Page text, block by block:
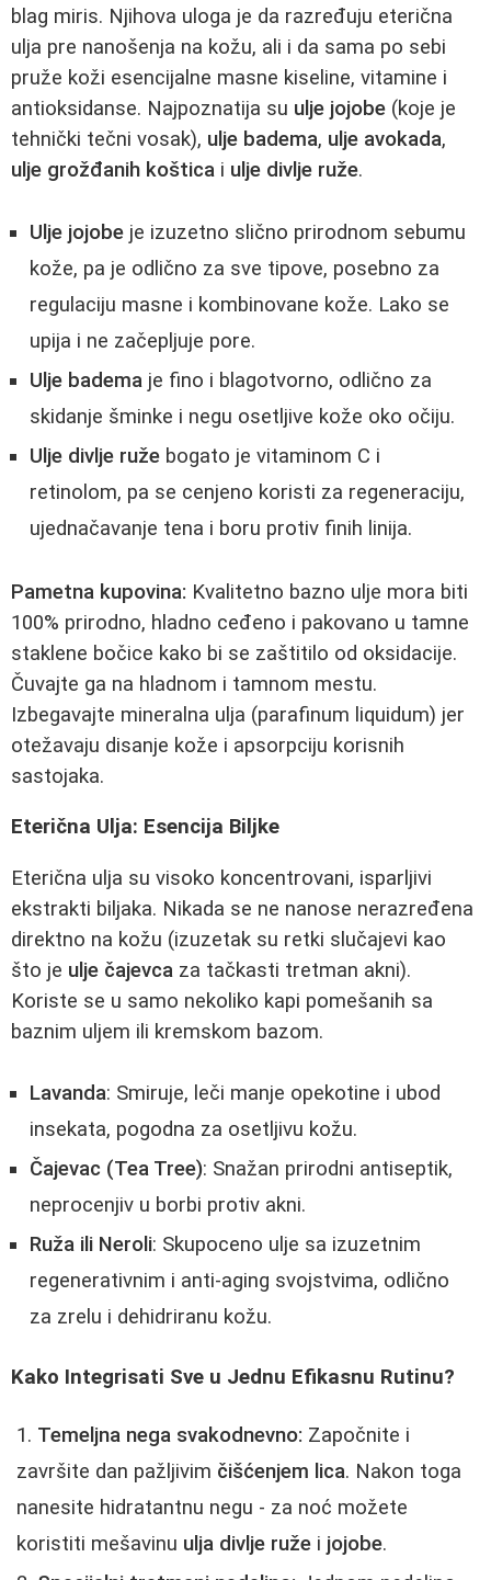
blag miris. Njihova uloga je da razređuju eterična
ulja pre nanošenja na kožu, ali i da sama po sebi
pruže koži esencijalne masne kiseline, vitamine i
antioksidanse. Najpoznatija su ulje jojobe (koje je
tehnički tečni vosak), ulje badema, ulje avokada,
ulje grožđanih koštica i ulje divlje ruže.
Ulje jojobe je izuzetno slično prirodnom sebumu
kože, pa je odlično za sve tipove, posebno za
regulaciju masne i kombinovane kože. Lako se
upija i ne začepljuje pore.
Ulje badema je fino i blagotvorno, odlično za
skidanje šminke i negu osetljive kože oko očiju.
Ulje divlje ruže bogato je vitaminom C i
retinolom, pa se cenjeno koristi za regeneraciju,
ujednačavanje tena i boru protiv finih linija.
Pametna kupovina: Kvalitetno bazno ulje mora biti
100% prirodno, hladno ceđeno i pakovano u tamne
staklene bočice kako bi se zaštitilo od oksidacije.
Čuvajte ga na hladnom i tamnom mestu.
Izbegavajte mineralna ulja (parafinum liquidum) jer
otežavaju disanje kože i apsorpciju korisnih
sastojaka.
Eterična Ulja: Esencija Biljke
Eterična ulja su visoko koncentrovani, isparljivi
ekstrakti biljaka. Nikada se ne nanose nerazređena
direktno na kožu (izuzetak su retki slučajevi kao
što je ulje čajevca za tačkasti tretman akni).
Koriste se u samo nekoliko kapi pomešanih sa
baznim uljem ili kremskom bazom.
Lavanda: Smiruje, leči manje opekotine i ubod
insekata, pogodna za osetljivu kožu.
Čajevac (Tea Tree): Snažan prirodni antiseptik,
neprocenjiv u borbi protiv akni.
Ruža ili Neroli: Skupoceno ulje sa izuzetnim
regenerativnim i anti-aging svojstvima, odlično
za zrelu i dehidriranu kožu.
Kako Integrisati Sve u Jednu Efikasnu Rutinu?
Temeljna nega svakodnevno: Započnite i
završite dan pažljivim čišćenjem lica. Nakon toga
nanesite hidratantnu negu - za noć možete
koristiti mešavinu ulja divlje ruže i jojobe.